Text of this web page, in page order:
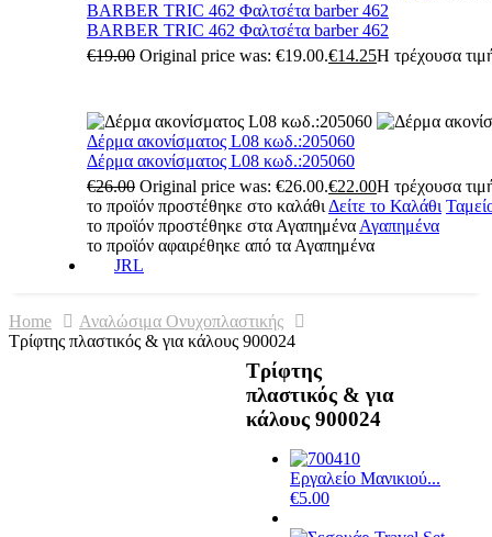
BARBER TRIC 462 Φαλτσέτα barber 462
BARBER TRIC 462 Φαλτσέτα barber 462
€19.00 Original price was: €19.00.€14.25Η τρέχουσα
Δέρμα ακονίσματος L08 κωδ.:205060
Δέρμα ακονίσματος L08 κωδ.:205060
€26.00 Original price was: €26.00.€22.00Η τρέχουσα
το προϊόν προστέθηκε στο καλάθι Δείτε το Καλάθι
το προϊόν προστέθηκε στα Αγαπημένα Αγαπημένα
το προϊόν αφαιρέθηκε από τα Αγαπημένα
JRL
Home
Αναλώσιμα Ονυχοπλαστικής
Τρίφτης πλαστικός & για κάλους 900024
Τρίφτης
πλαστικός & για
κάλους 900024
Εργαλείο Μανικιού...
€5.00